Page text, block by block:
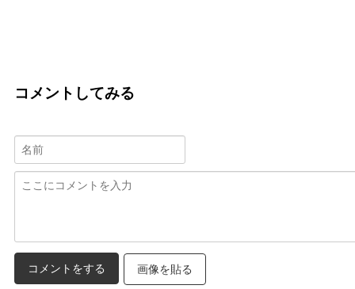
コメントしてみる
画像を貼る